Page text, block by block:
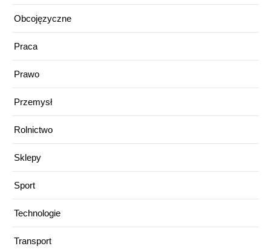
Obcojęzyczne
Praca
Prawo
Przemysł
Rolnictwo
Sklepy
Sport
Technologie
Transport